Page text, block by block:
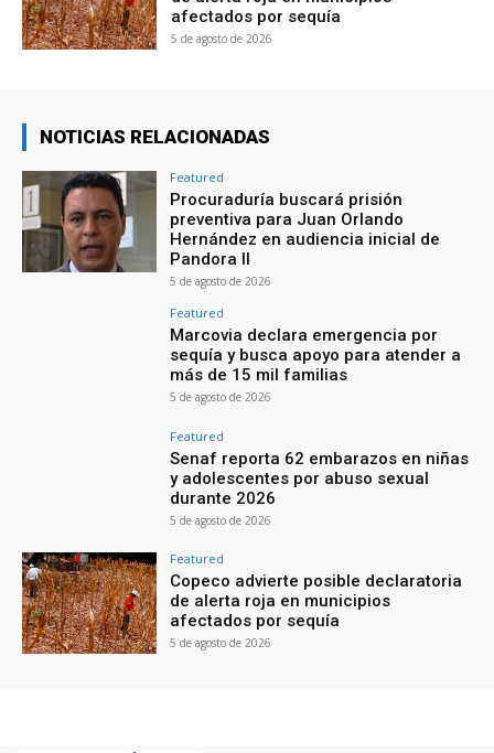
afectados por sequía
5 de agosto de 2026
NOTICIAS RELACIONADAS
Featured
Procuraduría buscará prisión
preventiva para Juan Orlando
Hernández en audiencia inicial de
Pandora II
5 de agosto de 2026
Featured
Marcovia declara emergencia por
sequía y busca apoyo para atender a
más de 15 mil familias
5 de agosto de 2026
Featured
Senaf reporta 62 embarazos en niñas
y adolescentes por abuso sexual
durante 2026
5 de agosto de 2026
Featured
Copeco advierte posible declaratoria
de alerta roja en municipios
afectados por sequía
5 de agosto de 2026